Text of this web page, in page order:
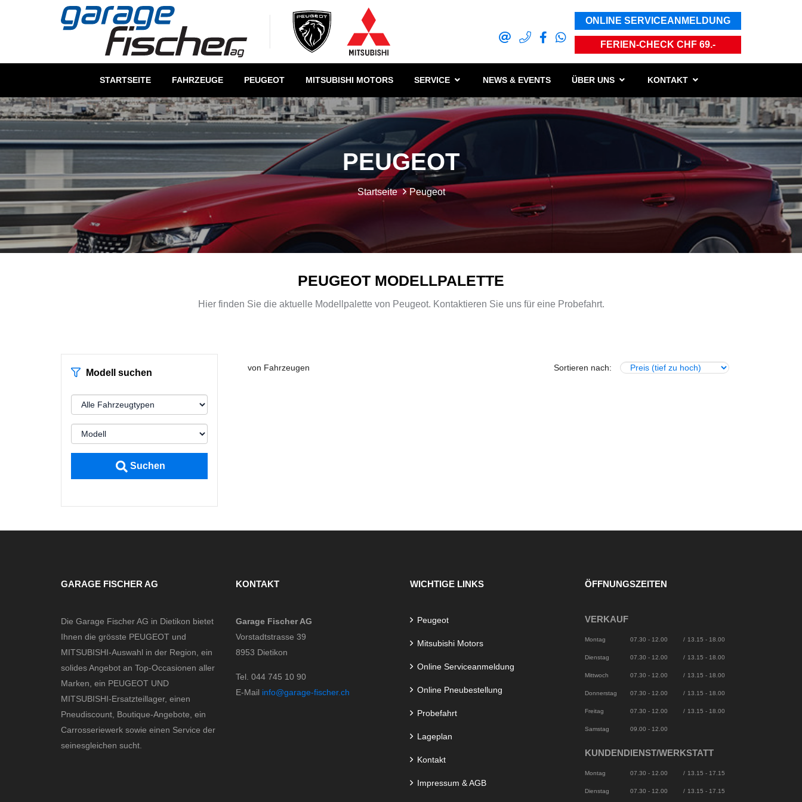
ONLINE SERVICEANMELDUNG
FERIEN-CHECK CHF 69.-
STARTSEITE FAHRZEUGE PEUGEOT MITSUBISHI MOTORS SERVICE NEWS & EVENTS ÜBER UNS KONTAKT
PEUGEOT
Startseite Peugeot
PEUGEOT MODELLPALETTE
Hier finden Sie die aktuelle Modellpalette von Peugeot. Kontaktieren Sie uns für eine Probefahrt.
von Fahrzeugen Sortieren nach:
Modell suchen
Suchen
GARAGE FISCHER AG
Die Garage Fischer AG in Dietikon bietet
Ihnen die grösste PEUGEOT und
MITSUBISHI-Auswahl in der Region, ein
solides Angebot an Top-Occasionen aller
Marken, ein PEUGEOT UND
MITSUBISHI-Ersatzteillager, einen
Pneudiscount, Boutique-Angebote, ein
Carrosseriewerk sowie einen Service der
seinesgleichen sucht.
KONTAKT
Garage Fischer AG
Vorstadtstrasse 39
8953 Dietikon
Tel. 044 745 10 90
E-Mail info@garage-fischer.ch
WICHTIGE LINKS
Peugeot
Mitsubishi Motors
Online Serviceanmeldung
Online Pneubestellung
Probefahrt
Lageplan
Kontakt
Impressum & AGB
ÖFFNUNGSZEITEN
VERKAUF
Montag 07.30 - 12.00 / 13.15 - 18.00
Dienstag 07.30 - 12.00 / 13.15 - 18.00
Mittwoch 07.30 - 12.00 / 13.15 - 18.00
Donnerstag 07.30 - 12.00 / 13.15 - 18.00
Freitag 07.30 - 12.00 / 13.15 - 18.00
Samstag 09.00 - 12.00
KUNDENDIENST/WERKSTATT
Montag 07.30 - 12.00 / 13.15 - 17.15
Dienstag 07.30 - 12.00 / 13.15 - 17.15